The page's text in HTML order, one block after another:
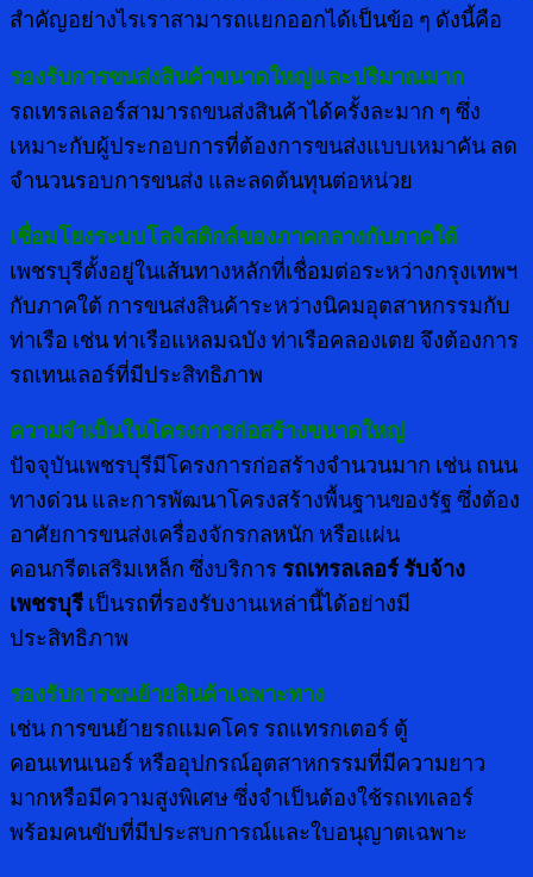
สำคัญอย่างไรเราสามารถแยกออกได้เป็นข้อ ๆ ดังนี้คือ
รองรับการขนส่งสินค้าขนาดใหญ่และปริมาณมาก
รถเทรลเลอร์สามารถขนส่งสินค้าได้ครั้งละมาก ๆ ซึ่ง
เหมาะกับผู้ประกอบการที่ต้องการขนส่งแบบเหมาคัน ลด
จำนวนรอบการขนส่ง และลดต้นทุนต่อหน่วย
เชื่อมโยงระบบโลจิสติกส์ของภาคกลางกับภาคใต้
เพชรบุรีตั้งอยู่ในเส้นทางหลักที่เชื่อมต่อระหว่างกรุงเทพฯ
กับภาคใต้ การขนส่งสินค้าระหว่างนิคมอุตสาหกรรมกับ
ท่าเรือ เช่น ท่าเรือแหลมฉบัง ท่าเรือคลองเตย จึงต้องการ
รถเทนเลอร์ที่มีประสิทธิภาพ
ความจำเป็นในโครงการก่อสร้างขนาดใหญ่
ปัจจุบันเพชรบุรีมีโครงการก่อสร้างจำนวนมาก เช่น ถนน
ทางด่วน และการพัฒนาโครงสร้างพื้นฐานของรัฐ ซึ่งต้อง
อาศัยการขนส่งเครื่องจักรกลหนัก หรือแผ่น
คอนกรีตเสริมเหล็ก ซึ่งบริการ รถเทรลเลอร์ รับจ้าง
เพชรบุรี เป็นรถที่รองรับงานเหล่านี้ได้อย่างมี
ประสิทธิภาพ
รองรับการขนย้ายสินค้าเฉพาะทาง
เช่น การขนย้ายรถแมคโคร รถแทรกเตอร์ ตู้
คอนเทนเนอร์ หรืออุปกรณ์อุตสาหกรรมที่มีความยาว
มากหรือมีความสูงพิเศษ ซึ่งจำเป็นต้องใช้รถเทเลอร์
พร้อมคนขับที่มีประสบการณ์และใบอนุญาตเฉพาะ